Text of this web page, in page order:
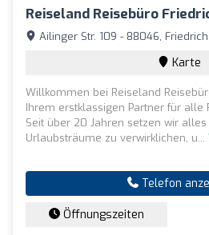
Reiseland Reisebüro
Ailinger Str. 109 - 88046,
Karte
Willkommen bei Reiseland
Ihrem erstklassigen Partner für alle
Seit über 20 Jahren setzen wir alles
Urlaubsträume zu verwirklichen, u...
Telefon
Öffnungszeiten